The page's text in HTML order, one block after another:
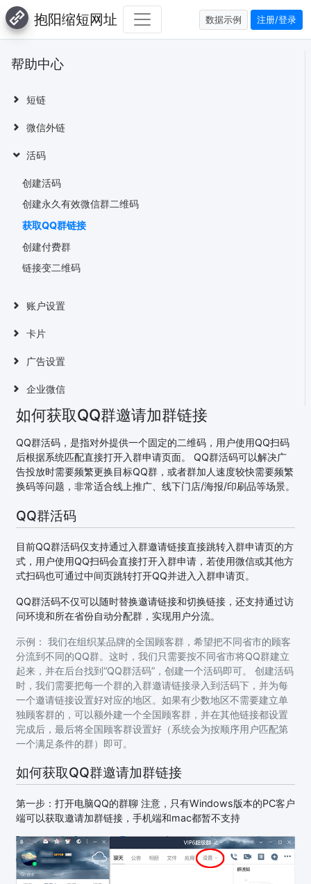
抱阳缩短网址 数据示例 注册/登录
帮助中心
短链
微信外链
活码
创建活码
创建永久有效微信群二维码
获取QQ群链接
创建付费群
链接变二维码
账户设置
卡片
广告设置
企业微信
如何获取QQ群邀请加群链接
QQ群活码，是指对外提供一个固定的二维码，用户使用QQ扫码
后根据系统匹配直接打开入群申请页面。 QQ群活码可以解决广
告投放时需要频繁更换目标QQ群，或者群加人速度较快需要频繁
换码等问题，非常适合线上推广、线下门店/海报/印刷品等场景。
QQ群活码
目前QQ群活码仅支持通过入群邀请链接直接跳转入群申请页的方
式，用户使用QQ扫码会直接打开入群申请，若使用微信或其他方
式扫码也可通过中间页跳转打开QQ并进入入群申请页。
QQ群活码不仅可以随时替换邀请链接和切换链接，还支持通过访
问环境和所在省份自动分配群，实现用户分流。
示例： 我们在组织某品牌的全国顾客群，希望把不同省市的顾客
分流到不同的QQ群。这时，我们只需要按不同省市将QQ群建立
起来，并在后台找到“QQ群活码”，创建一个活码即可。 创建活码
时，我们需要把每一个群的入群邀请链接录入到活码下，并为每
一个邀请链接设置好对应的地区。如果有少数地区不需要建立单
独顾客群的，可以额外建一个全国顾客群，并在其他链接都设置
完成后，最后将全国顾客群设置好（系统会为按顺序用户匹配第
一个满足条件的群）即可。
如何获取QQ群邀请加群链接
第一步：打开电脑QQ的群聊 注意，只有Windows版本的PC客户
端可以获取邀请加群链接，手机端和mac都暂不支持